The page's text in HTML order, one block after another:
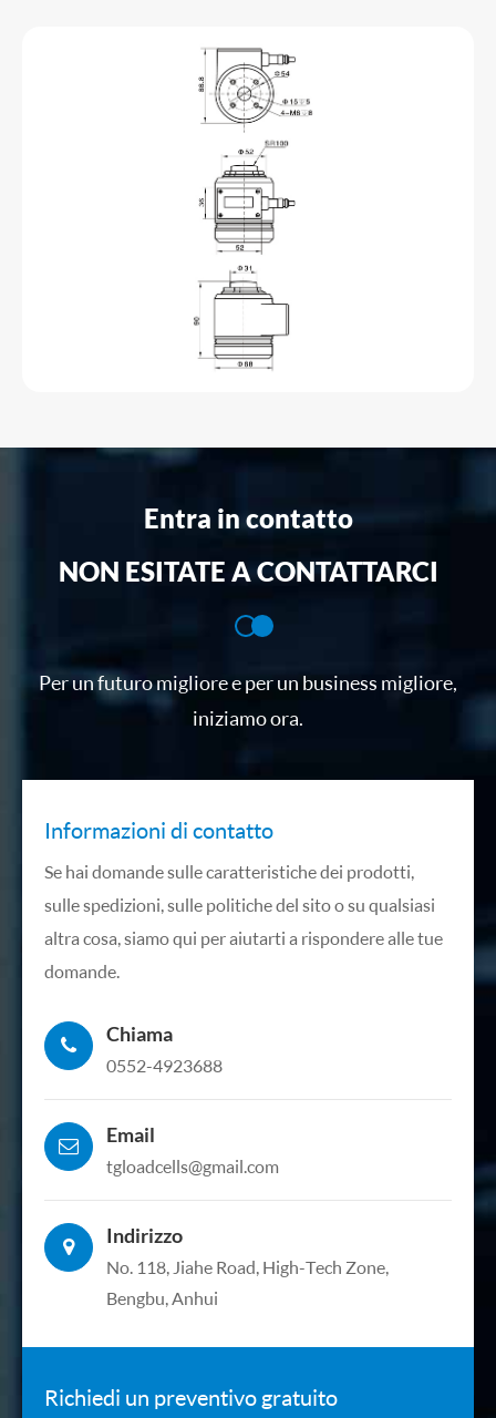
Entra in contatto
NON ESITATE A CONTATTARCI
Per un futuro migliore e per un business migliore,
iniziamo ora.
Informazioni di contatto
Se hai domande sulle caratteristiche dei prodotti,
sulle spedizioni, sulle politiche del sito o su qualsiasi
altra cosa, siamo qui per aiutarti a rispondere alle tue
domande.
Chiama
0552-4923688
Email
tgloadcells@gmail.com
Indirizzo
No. 118, Jiahe Road, High-Tech Zone,
Bengbu, Anhui
Richiedi un preventivo gratuito